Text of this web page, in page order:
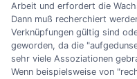
Arbeit und erfordert die
Dann muß recherchiert
Verknüpfungen gültig sind
geworden, da die
sehr viele Assoziationen
Wenn beispielsweise von